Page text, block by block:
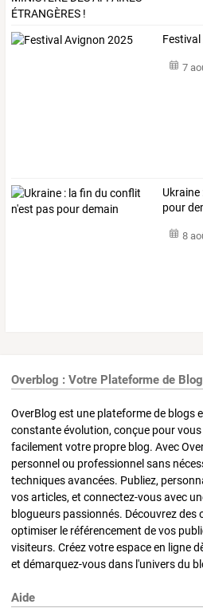
7
pour
8
Overblog : Votre Plateforme de
OverBlog est une plateforme de blogs
constante évolution, conçue pour
facilement votre propre blog. Avec
personnel ou professionnel sans
techniques avancées. Publiez,
vos articles, et connectez-vous avec
blogueurs passionnés. Découvrez
optimiser le référencement de vos
visiteurs. Créez votre espace en ligne
et démarquez-vous dans l'univers du
Aide